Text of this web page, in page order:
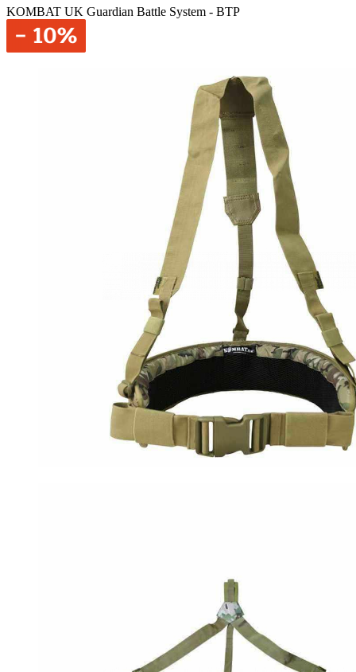
KOMBAT UK Guardian Battle System - BTP